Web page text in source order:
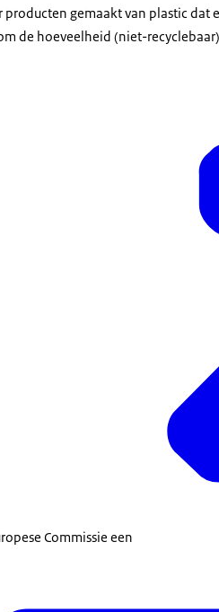
producten gemaakt van plastic
de hoeveelheid (niet-
Commissie een